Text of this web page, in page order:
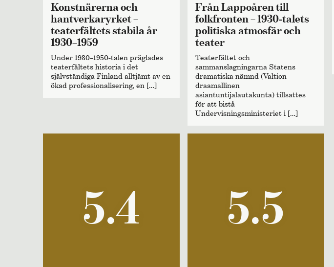
Konstnärerna och
hantverkaryrket –
teaterfältets stabila år
1930–1959
Under 1930–1950-talen präglades
teaterfältets historia i det
självständiga Finland alltjämt av en
ökad professionalisering, en […]
Från Lappoåren till
folkfronten – 1930-talets
politiska atmosfär och
teater
Teaterfältet och
sammanslagningarna Statens
dramatiska nämnd (Valtion
draamallinen
asiantuntijalautakunta) tillsattes
för att bistå
Undervisningsministeriet i […]
5.4 5.5